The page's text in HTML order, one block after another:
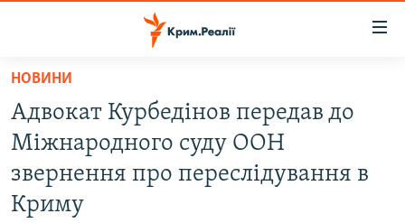
Перейти
основного
матеріалу
до
основної
ВОДА.КРИМ
ВІДЕО ТА ФОТО
ПОЛІТИКА
НОВИНИ
Адвокат Курбедінов передав до
Міжнародного суду ООН
звернення про переслідування в
Криму